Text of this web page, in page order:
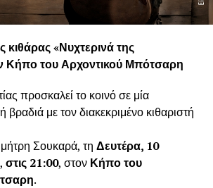
κιθάρας «Νυχτερινά της
Κήπο του Αρχοντικού Μπότσαρη
προσκαλεί το κοινό σε μία
βραδιά με τον διακεκριμένο κιθαριστή
Σουκαρά, τη Δευτέρα, 10
στις 21:00, στον Κήπο του
.